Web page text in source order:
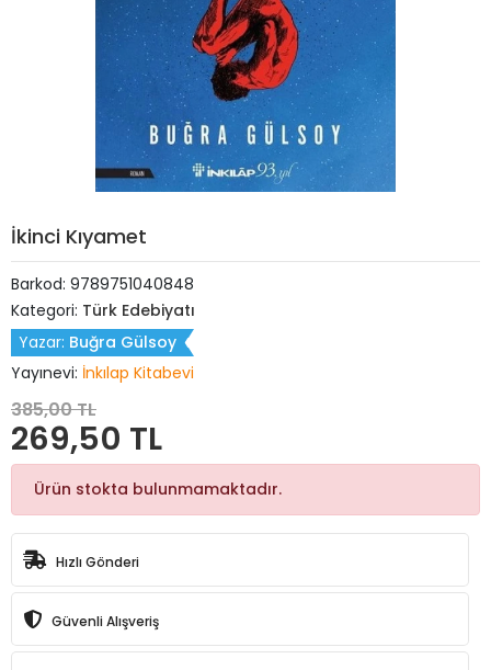
İkinci Kıyamet
Barkod: 9789751040848
Kategori: Türk Edebiyatı
Yazar: Buğra Gülsoy
Yayınevi: İnkılap Kitabevi
385,00 TL
269,50 TL
Ürün stokta bulunmamaktadır.
Hızlı Gönderi
Güvenli Alışveriş